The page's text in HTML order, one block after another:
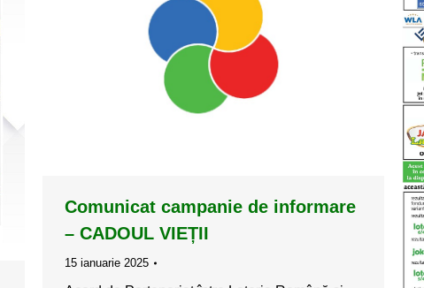
Comunicat campanie de informare
– CADOUL VIEȚII
15 ianuarie 2025